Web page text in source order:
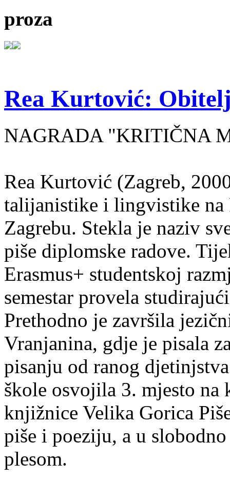
proza
Rea Kurtović:
NAGRADA "KRITIČNA
Rea Kurtović (Zagreb,
talijanistike i lingvistike
Zagrebu. Stekla je naziv
piše diplomske radove.
Erasmus+ studentskoj
semestar provela
Prethodno je završila
Vranjanina, gdje je pisala
pisanju od ranog
škole osvojila 3. mjesto na
knjižnice Velika Gorica
piše i poeziju, a u
plesom.